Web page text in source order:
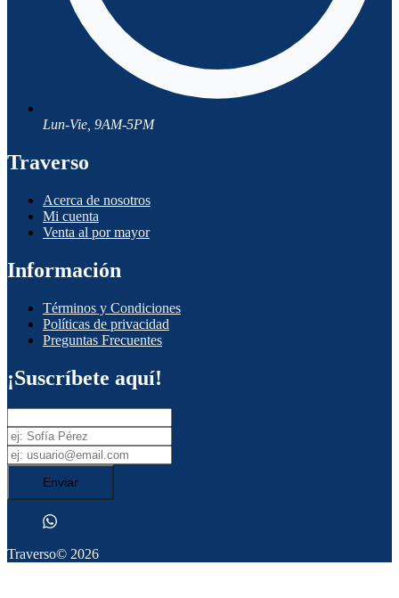
Lun-Vie, 9AM-5PM
Traverso
Acerca de nosotros
Mi cuenta
Venta al por mayor
Información
Términos y Condiciones
Políticas de privacidad
Preguntas Frecuentes
¡Suscríbete aquí!
Enviar
Traverso© 2026